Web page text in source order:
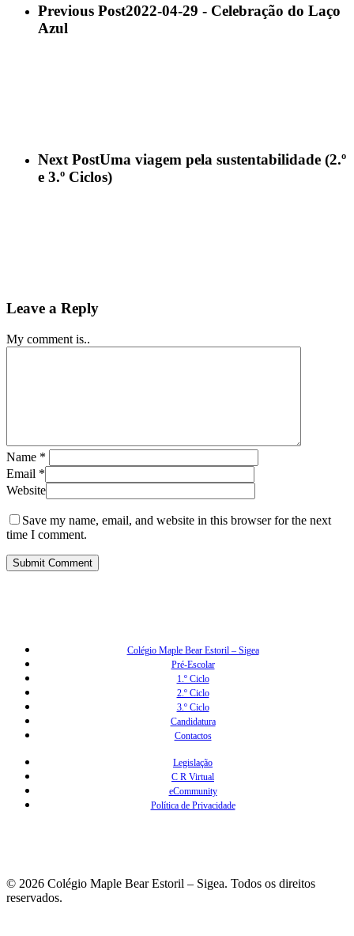
Previous Post2022-04-29 - Celebração do Laço
Azul
Next PostUma viagem pela sustentabilidade (2.º
e 3.º Ciclos)
Leave a Reply
My comment is..
Name *
Email *
Website
Save my name, email, and website in this browser for the next
time I comment.
Colégio Maple Bear Estoril – Sigea
Pré-Escolar
1.º Ciclo
2.º Ciclo
3.º Ciclo
Candidatura
Contactos
Legislação
C R Virtual
eCommunity
Política de Privacidade
© 2026 Colégio Maple Bear Estoril – Sigea. Todos os direitos
reservados.